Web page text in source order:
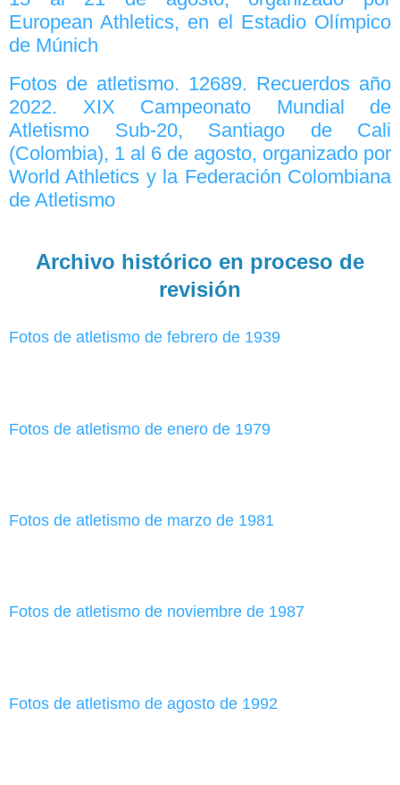
European Athletics, en el Estadio Olímpico
de Múnich
Fotos de atletismo. 12689. Recuerdos año
2022. XIX Campeonato Mundial de
Atletismo Sub-20, Santiago de Cali
(Colombia), 1 al 6 de agosto, organizado por
World Athletics y la Federación Colombiana
de Atletismo
Archivo histórico en proceso de
revisión
Fotos de atletismo de febrero de 1939
Fotos de atletismo de enero de 1979
Fotos de atletismo de marzo de 1981
Fotos de atletismo de noviembre de 1987
Fotos de atletismo de agosto de 1992